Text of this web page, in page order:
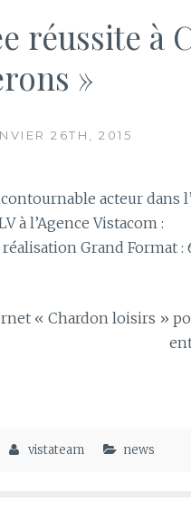
réussite à
»
26TH, 2015
acteur dans
à l’Agence Vistacom :
Grand Format :
« Chardon loisirs »
vistateam news